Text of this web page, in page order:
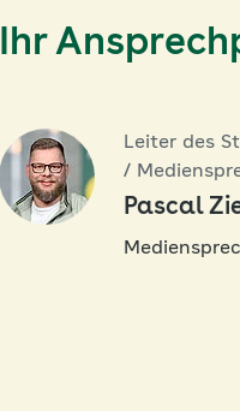
Ihr
Leiter des
/
Pascal